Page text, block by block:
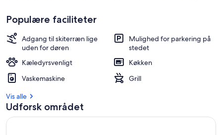
e
n
Populære faciliteter
Adgang til skiterræn lige
uden for døren
Mulighed for parkering på
stedet
Kæledyrsvenligt
Køkken
Vaskemaskine
Grill
Vis alle
Udforsk området